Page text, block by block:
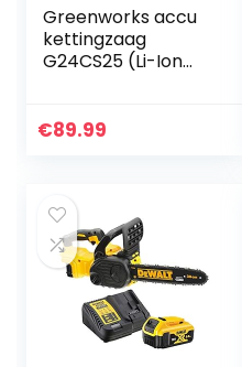
Greenworks accu
kettingzaag
G24CS25 (Li-Ion
25cm
zonder accu…
€89.99